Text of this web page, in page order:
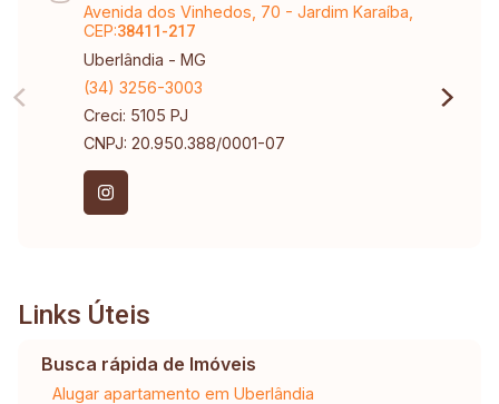
Avenida dos Vinhedos, 70 - Jardim Karaíba,
CEP:38411-217
Uberlândia - MG
(34) 3256-3003
Creci: 5105 PJ
CNPJ: 20.950.388/0001-07
Links Úteis
Busca rápida de Imóveis
Alugar apartamento em Uberlândia